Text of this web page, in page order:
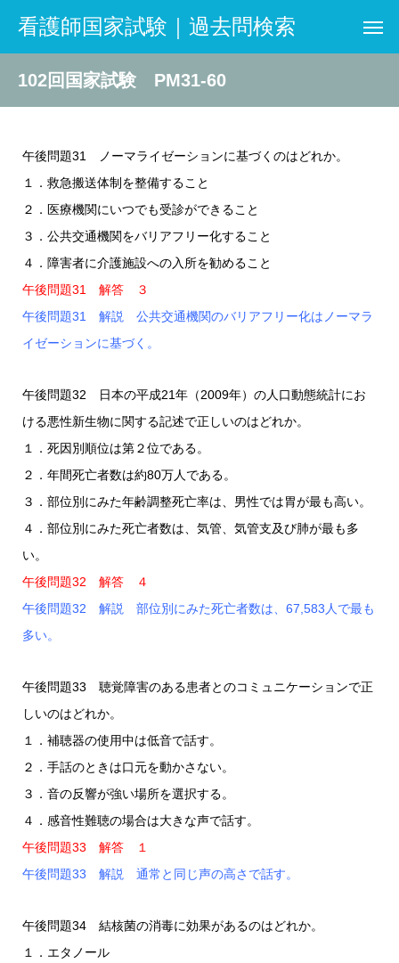
看護師国家試験｜過去問検索
102回国家試験 PM31-60
午後問題31 ノーマライゼーションに基づくのはどれか。
１．救急搬送体制を整備すること
２．医療機関にいつでも受診ができること
３．公共交通機関をバリアフリー化すること
４．障害者に介護施設への入所を勧めること
午後問題31 解答 ３
午後問題31 解説 公共交通機関のバリアフリー化はノーマラ
イゼーションに基づく。
午後問題32 日本の平成21年（2009年）の人口動態統計にお
ける悪性新生物に関する記述で正しいのはどれか。
１．死因別順位は第２位である。
２．年間死亡者数は約80万人である。
３．部位別にみた年齢調整死亡率は、男性では胃が最も高い。
４．部位別にみた死亡者数は、気管、気管支及び肺が最も多
い。
午後問題32 解答 ４
午後問題32 解説 部位別にみた死亡者数は、67,583人で最も
多い。
午後問題33 聴覚障害のある患者とのコミュニケーションで正
しいのはどれか。
１．補聴器の使用中は低音で話す。
２．手話のときは口元を動かさない。
３．音の反響が強い場所を選択する。
４．感音性難聴の場合は大きな声で話す。
午後問題33 解答 １
午後問題33 解説 通常と同じ声の高さで話す。
午後問題34 結核菌の消毒に効果があるのはどれか。
１．エタノール